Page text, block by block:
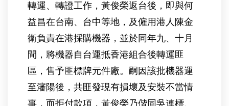
轉運、轉證工作，黃俊榮返台後，即與何
益昌在台南、台中等地，及僱用港人陳金
衛負責在港採購機器，並於同年九、十月
間，將機器自台運抵香港組合後轉運匪
區，售予匪標牌元件廠。嗣因該批機器運
至瀋陽後，共匪發現有損壞及安裝不當情
事，而拒付款項，黃俊榮乃偕同吳連標、